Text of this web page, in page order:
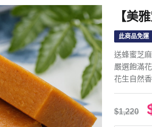
【美
此商品免運
送蜂蜜芝
嚴選飽滿
花生自然
$1,220